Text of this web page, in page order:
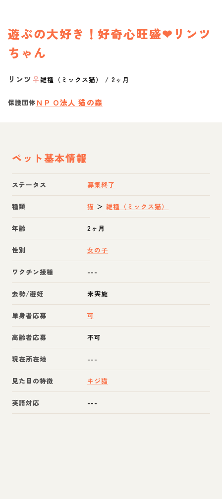
遊ぶの大好き！好奇心旺盛❤︎リンツ
ちゃん
リンツ ♀雑種（ミックス猫） /2ヶ月
保護団体 ＮＰＯ法人 猫の森
ペット基本情報
ステータス 募集終了
種類 猫 ＞雑種（ミックス猫）
年齢 2ヶ月
性別 女の子
ワクチン接種 ---
去勢/避妊 未実施
単身者応募 可
高齢者応募 不可
現在所在地 ---
見た目の特徴 キジ猫
英語対応 ---